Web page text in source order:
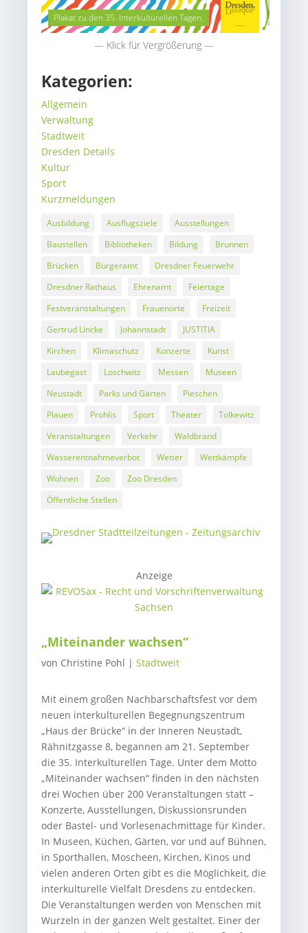
Plakat zu den 35. Interkulturellen Tagen.
— Klick für Vergrößerung —
Kategorien:
Allgemein
Verwaltung
Stadtweit
Dresden Details
Kultur
Sport
Kurzmeldungen
Ausbildung Ausflugsziele
Ausstellungen
Baustellen
Bibliotheken Bildung
Brunnen
Brücken
Bürgeramt
Dresdner Feuerwehr
Dresdner Rathaus
Ehrenamt
Feiertage
Festveranstaltungen
Frauenorte
Freizeit
Gertrud Lincke
Johannstadt
JUSTITIA
Kirchen
Klimaschutz Konzerte
Kunst
Laubegast
Loschwitz Messen
Museen
Neustadt
Parks und Gärten
Pieschen
Plauen
Prohlis Sport Theater
Tolkewitz
Veranstaltungen
Verkehr
Waldbrand
Wasserentnahmeverbot
Wetter
Wettkämpfe
Wohnen
Zoo
Zoo Dresden
Öffentliche Stellen
Anzeige
„Miteinander wachsen“
von Christine Pohl |Stadtweit
Mit einem großen Nachbarschaftsfest vor dem
neuen interkulturellen Begegnungszentrum
„Haus der Brücke“ in der Inneren Neustadt,
Rähnitzgasse 8, begannen am 21. September
die 35. Interkulturellen Tage. Unter dem Motto
„Miteinander wachsen“ finden in den nächsten
drei Wochen über 200 Veranstaltungen statt –
Konzerte, Ausstellungen, Diskussionsrunden
oder Bastel- und Vorlesenachmittage für Kinder.
In Museen, Küchen, Gärten, vor und auf Bühnen,
in Sporthallen, Moscheen, Kirchen, Kinos und
vielen anderen Orten gibt es die Möglichkeit, die
interkulturelle Vielfalt Dresdens zu entdecken.
Die Veranstaltungen werden von Menschen mit
Wurzeln in der ganzen Welt gestaltet. Einer der